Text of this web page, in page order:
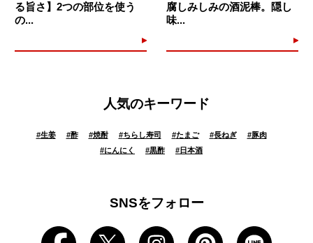
る旨さ】2つの部位を使う
の...
腐しみしみの酒泥棒。隠し
味...
人気のキーワード
#生姜 #酢 #焼酎 #ちらし寿司 #たまご #長ねぎ #豚肉
#にんにく #黒酢 #日本酒
SNSをフォロー